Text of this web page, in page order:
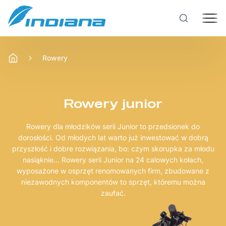
Rowery
Hulajnogi
Technologie
Produkcja
Rowery
Rowery junior
Rowery dla młodzików serii Junior to przedsionek do
dorosłości. Od młodych lat warto już inwestować w dobrą
przyszłość i dobre rozwiązania, bo: czym skorupka za młodu
nasiąknie... Rowery serii Junior na 24 calowych kołach,
wyposażone w osprzęt renomowanych firm, zbudowane z
niezawodnych komponentów to sprzęt, któremu można
zaufać.